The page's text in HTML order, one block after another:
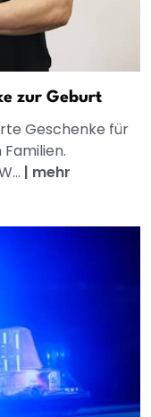
zur Geburt
Geschenke für
| mehr